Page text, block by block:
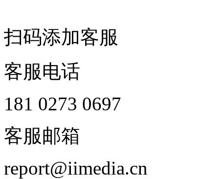
扫码添加客服
客服电话
181 0273 0697
客服邮箱
report@iimedia.cn